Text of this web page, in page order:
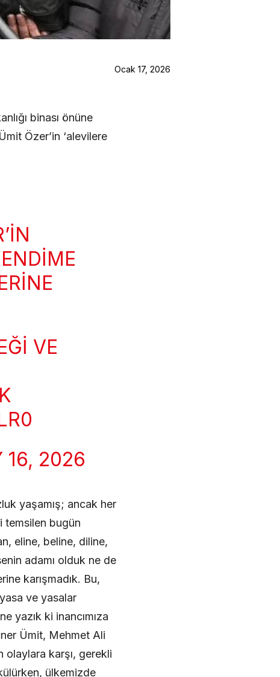
Ocak 17, 2026
binası önüne
Özer’in ‘alevilere
VE
16, 2026
yaşamış; ancak her
temsilen bugün
eline, beline, diline,
adamı olduk ne de
karışmadık. Bu,
ve yasalar
yazık ki inancımıza
Ümit, Mehmet Ali
karşı, gerekli
ülkemizde